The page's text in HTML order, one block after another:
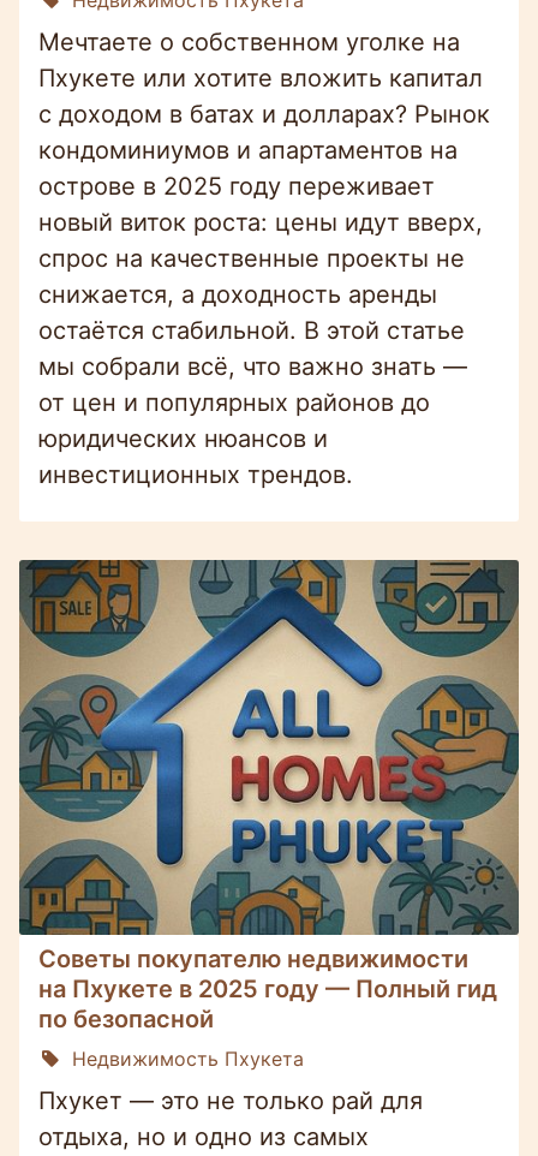
Мечтаете о собственном уголке на
Пхукете или хотите вложить капитал
с доходом в батах и долларах? Рынок
кондоминиумов и апартаментов на
острове в 2025 году переживает
новый виток роста: цены идут вверх,
спрос на качественные проекты не
снижается, а доходность аренды
остаётся стабильной. В этой статье
мы собрали всё, что важно знать —
от цен и популярных районов до
юридических нюансов и
инвестиционных трендов.
Советы покупателю недвижимости
на Пхукете в 2025 году — Полный гид
по безопасной
Недвижимость Пхукета
Пхукет — это не только рай для
отдыха, но и одно из самых